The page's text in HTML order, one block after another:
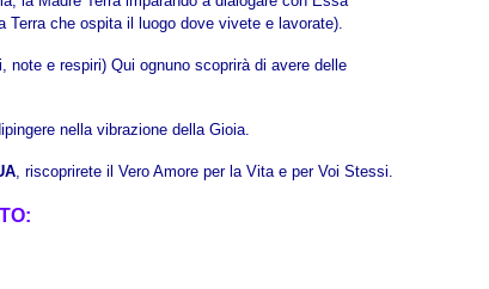
Terra che ospita il luogo dove vivete e lavorate).
note e respiri) Qui ognuno scoprirà di avere delle
nella vibrazione della Gioia.
, riscoprirete il Vero Amore per la Vita e per Voi Stessi.